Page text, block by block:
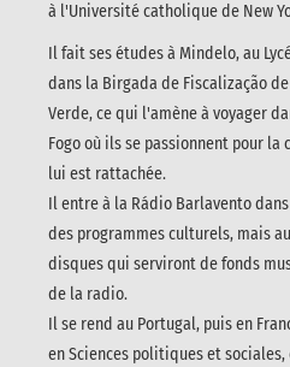
à l'Université catholique de New
Il fait ses études à Mindelo, au
dans la Birgada de Fiscalização
Verde, ce qui l'amène à voyager
Fogo où ils se passionnent pour
lui est rattachée.
Il entre à la Rádio Barlavento
des programmes culturels, mais
disques qui serviront de fonds
de la radio.
Il se rend au Portugal, puis en
en Sciences politiques et